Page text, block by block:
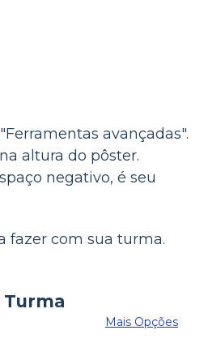
avançadas".
altura do pôster.
negativo, é seu
fazer com sua turma.
Mais Opções